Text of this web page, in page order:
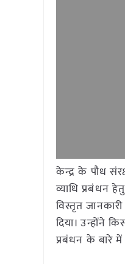
केन्द्र के पौध
व्याधि प्रबंधन
विस्तृत
दिया। उन्होंने
प्रबंधन के बारे में